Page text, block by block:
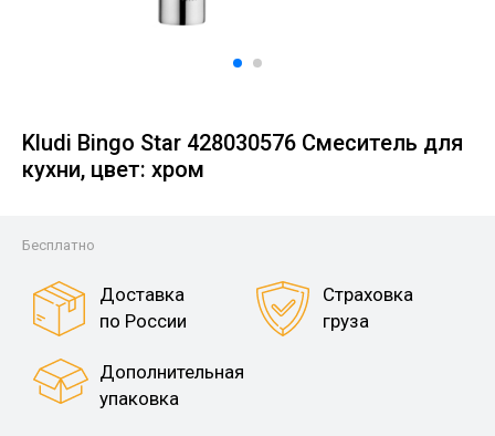
Kludi Bingo Star 428030576 Смеситель для
кухни, цвет: хром
Бесплатно
Доставка
по России
Страховка
груза
Дополнительная
упаковка